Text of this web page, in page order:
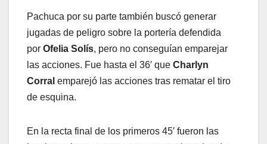
Pachuca por su parte también buscó generar
jugadas de peligro sobre la portería defendida
por Ofelia Solís, pero no conseguían emparejar
las acciones. Fue hasta el 36′ que Charlyn
Corral emparejó las acciones tras rematar el tiro
de esquina.
En la recta final de los primeros 45′ fueron las